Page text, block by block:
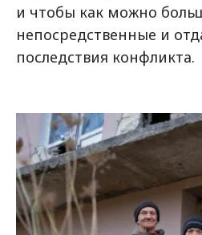
и чтобы как можно
непосредственные и
последствия конфликта.